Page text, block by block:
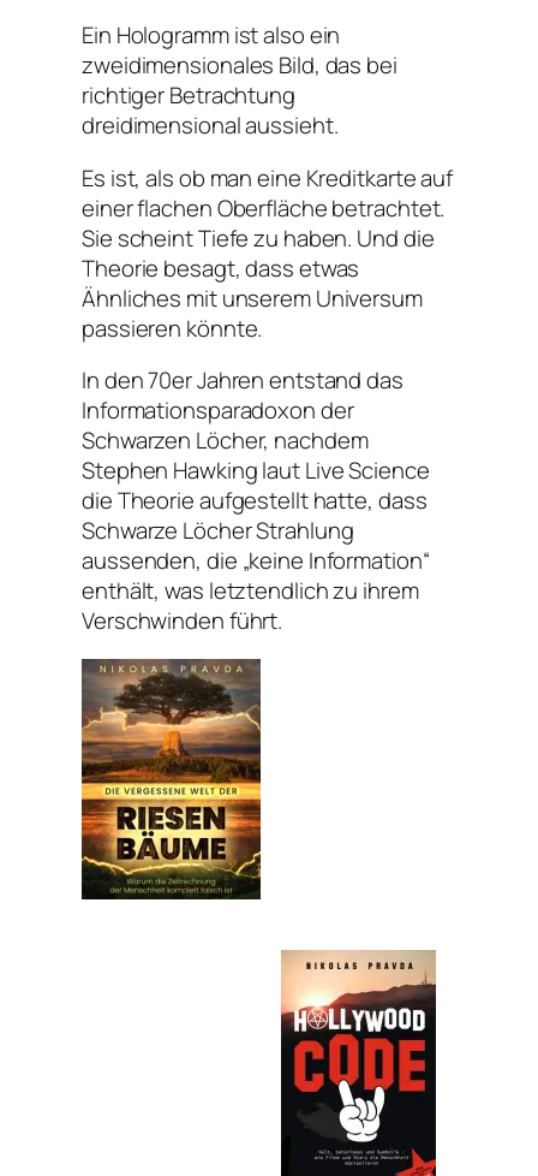
Ein Hologramm ist also ein
zweidimensionales Bild, das bei
richtiger Betrachtung
dreidimensional aussieht.
Es ist, als ob man eine Kreditkarte auf
einer flachen Oberfläche betrachtet.
Sie scheint Tiefe zu haben. Und die
Theorie besagt, dass etwas
Ähnliches mit unserem Universum
passieren könnte.
In den 70er Jahren entstand das
Informationsparadoxon der
Schwarzen Löcher, nachdem
Stephen Hawking laut Live Science
die Theorie aufgestellt hatte, dass
Schwarze Löcher Strahlung
aussenden, die „keine Information“
enthält, was letztendlich zu ihrem
Verschwinden führt.